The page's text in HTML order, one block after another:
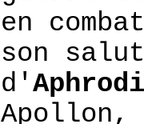
en
son
d'